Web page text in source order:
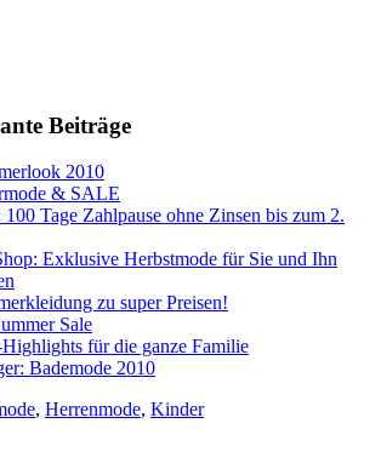
Beiträge
2010
& SALE
100 Tage Zahlpause ohne Zinsen bis zum 2.
Exklusive Herbstmode für Sie und Ihn
zu super Preisen!
Sale
für die ganze Familie
Bademode 2010
, Herrenmode, Kinder